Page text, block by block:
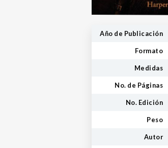
Año de Publicación
Formato
Medidas
No. de Páginas
No. Edición
Peso
Autor